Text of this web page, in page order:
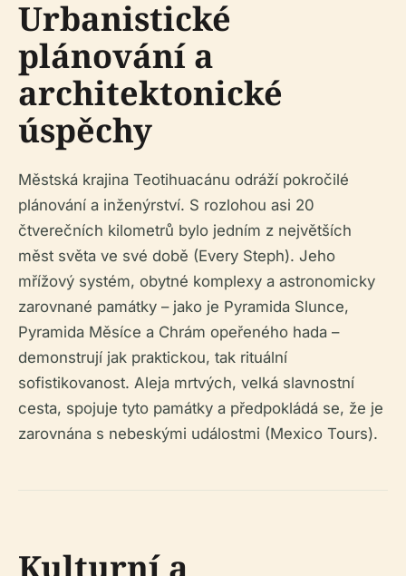
Urbanistické
plánování a
architektonické
úspěchy
Městská krajina Teotihuacánu odráží pokročilé
plánování a inženýrství. S rozlohou asi 20
čtverečních kilometrů bylo jedním z největších
měst světa ve své době (Every Steph). Jeho
mřížový systém, obytné komplexy a astronomicky
zarovnané památky – jako je Pyramida Slunce,
Pyramida Měsíce a Chrám opeřeného hada –
demonstrují jak praktickou, tak rituální
sofistikovanost. Aleja mrtvých, velká slavnostní
cesta, spojuje tyto památky a předpokládá se, že je
zarovnána s nebeskými událostmi (Mexico Tours).